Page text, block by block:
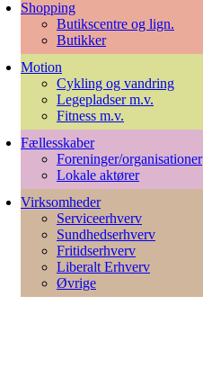
Shopping
Butikscentre og lign.
Butikker
Motion
Cykling og vandring
Legepladser m.v.
Fitness m.v.
Fællesskaber
Foreninger/organisationer
Lokale aktører
Virksomheder
Serviceerhverv
Sundhedserhverv
Fritidserhverv
Liberalt Erhverv
Øvrige